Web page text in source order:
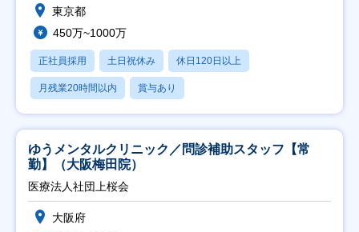
東京都
450万~1000万
正社員採用 土日祝休み 休日120日以上
月残業20時間以内 賞与あり
ゆうメンタルクリニック／問診補助スタッフ【常
勤】（大阪梅田院）
医療法人社団上桜会
大阪府